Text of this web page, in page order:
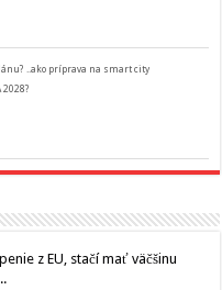
..ako príprava na smart city
z EU, stačí mať väčšinu